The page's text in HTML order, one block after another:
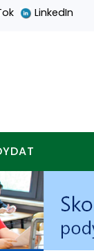
LinkedIn
w